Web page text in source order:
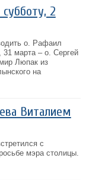
2
о. Рафаил
марта – о. Сергей
Люпак из
на
Виталием
с
мэра столицы.